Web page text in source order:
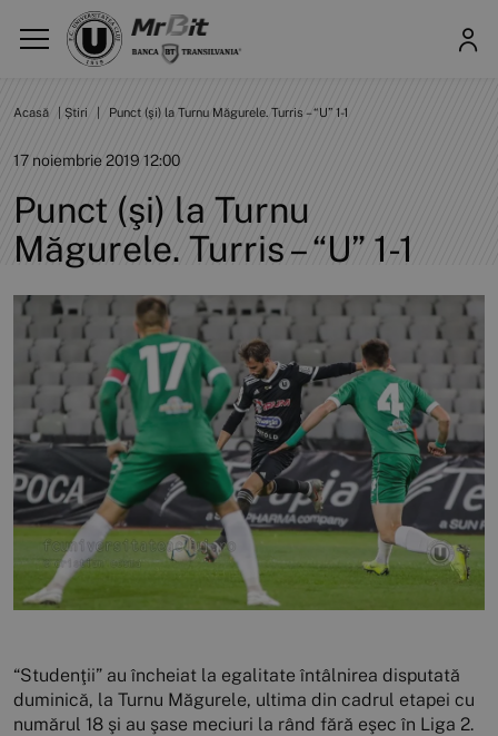
Acasă Știri Punct (şi) la Turnu Măgurele. Turris – “U” 1-1
17 noiembrie 2019 12:00
Punct (şi) la Turnu
Măgurele. Turris – “U” 1-1
“Studenţii” au încheiat la egalitate întâlnirea disputată
duminică, la Turnu Măgurele, ultima din cadrul etapei cu
numărul 18 şi au şase meciuri la rând fără eşec în Liga 2.